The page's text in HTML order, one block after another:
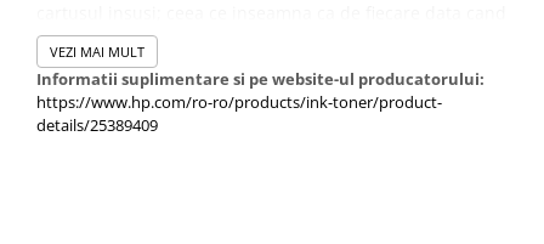
inlocuiesti cartusul de toner, instalezi un motor de
imprimare nou. Spre deosebire de cartusele non-HP care
pot avea uneori costuri ascunse, cartusele HP originale
ofera un raport calitate-pret excelent sub forma unei
VEZI MAI MULT
Informatii suplimentare si pe website-ul producatorului:
https://www.hp.com/ro-ro/products/ink-toner/product-
details/25389409